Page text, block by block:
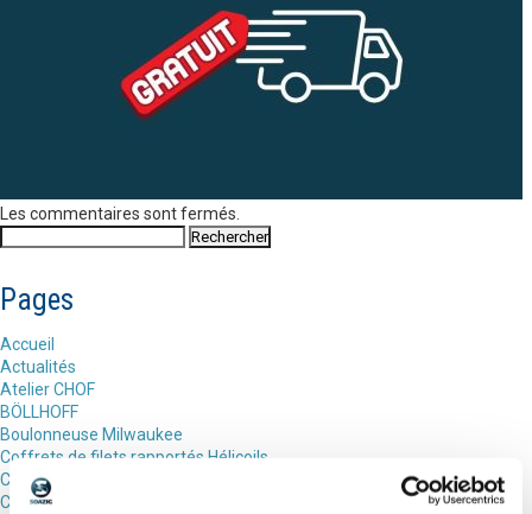
Les commentaires sont fermés.
Pages
Accueil
Actualités
Atelier CHOF
BÖLLHOFF
Boulonneuse Milwaukee
Coffrets de filets rapportés Hélicoils
COMBI-SYSTEME QUICK-LOK™ MILWAUKEE
Compresseur Milwaukee